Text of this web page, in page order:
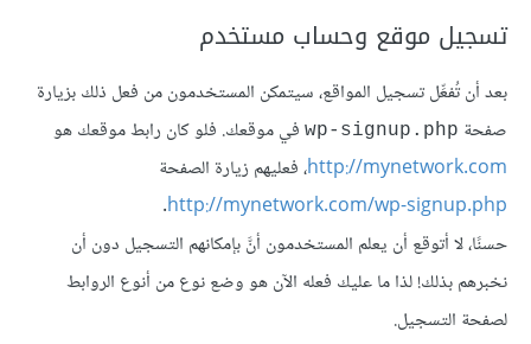
تسجيل موقع وحساب مستخدم
بعد أن تُفعِّل تسجيل المواقع، سيتمكن المستخدمون من فعل ذلك بزيارة
صفحة wp-signup.php في موقعك. فلو كان رابط موقعك هو
http://mynetwork.com، فعليهم زيارة الصفحة
http://mynetwork.com/wp-signup.php
.
حسنًا، لا أتوقع أن يعلم المستخدمون أنَّ بإمكانهم التسجيل دون أن
نخبرهم بذلك! لذا ما عليك فعله الآن هو وضع نوع من أنوع الروابط
لصفحة التسجيل.